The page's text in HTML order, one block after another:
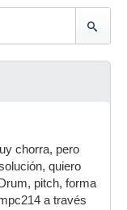
chorra, pero
quiero
pitch, forma
a través